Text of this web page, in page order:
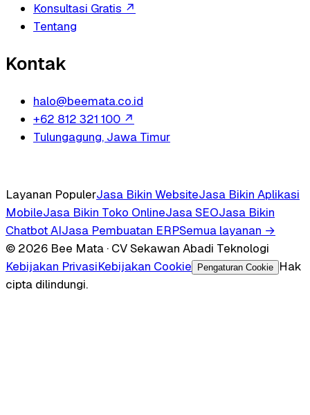
Konsultasi Gratis ↗
Tentang
Kontak
halo@beemata.co.id
+62 812 321 100 ↗
Tulungagung, Jawa Timur
Layanan PopulerJasa Bikin WebsiteJasa Bikin Aplikasi
MobileJasa Bikin Toko OnlineJasa SEOJasa Bikin
Chatbot AIJasa Pembuatan ERPSemua layanan →
© 2026 Bee Mata · CV Sekawan Abadi Teknologi
Kebijakan PrivasiKebijakan Cookie Pengaturan Cookie
Hak
cipta dilindungi.